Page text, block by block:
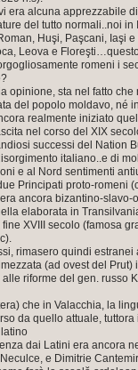
era alcuna apprezzabile
del tutto normali..noi in
Huşi, Paşcani, Iaşi
Leova e
romeni i
opinione, sta nel fatto
del popolo moldavo, né
realmente iniziato
nel corso del XIX
successi del Nation
italiano..e di
e al Nord sentimenti
Principati proto-romeni
ancora bizantino-slavo-
elaborata in
XVIII secolo (famosa
rimasero quindi estranei
(ad ovest del Prut)
riforme del gen. russo
che in Valacchia, la
da quello attuale, tuttora
dai Latini era ancora
e Dimitrie